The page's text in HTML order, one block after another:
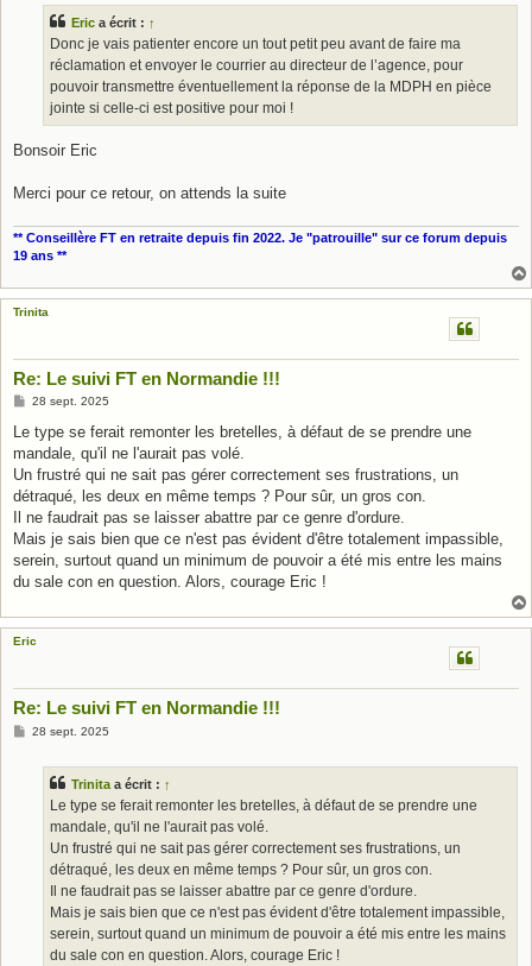
Eric a écrit : ↑
Donc je vais patienter encore un tout petit peu avant de faire ma
réclamation et envoyer le courrier au directeur de l’agence, pour
pouvoir transmettre éventuellement la réponse de la MDPH en pièce
jointe si celle-ci est positive pour moi !
Bonsoir Eric
Merci pour ce retour, on attends la suite
** Conseillère FT en retraite depuis fin 2022. Je "patrouille" sur ce forum depuis
19 ans **
Trinita
Re: Le suivi FT en Normandie !!!
M
s
a
g
28 sept. 2025
Le type se ferait remonter les bretelles, à défaut de se prendre une
mandale, qu'il ne l'aurait pas volé.
Un frustré qui ne sait pas gérer correctement ses frustrations, un
détraqué, les deux en même temps ? Pour sûr, un gros con.
Il ne faudrait pas se laisser abattre par ce genre d'ordure.
Mais je sais bien que ce n'est pas évident d'être totalement impassible,
serein, surtout quand un minimum de pouvoir a été mis entre les mains
du sale con en question. Alors, courage Eric !
Eric
Re: Le suivi FT en Normandie !!!
M28 sept. 2025
Trinita a écrit : ↑
Le type se ferait remonter les bretelles, à défaut de se prendre une
mandale, qu'il ne l'aurait pas volé.
Un frustré qui ne sait pas gérer correctement ses frustrations, un
détraqué, les deux en même temps ? Pour sûr, un gros con.
Il ne faudrait pas se laisser abattre par ce genre d'ordure.
Mais je sais bien que ce n'est pas évident d'être totalement impassible,
serein, surtout quand un minimum de pouvoir a été mis entre les mains
du sale con en question. Alors, courage Eric !